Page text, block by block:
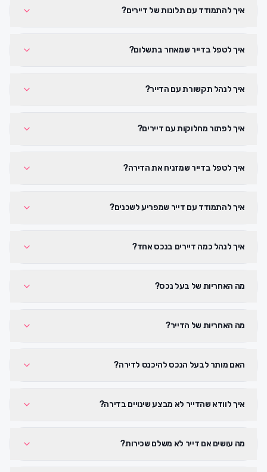
איך להתמודד עם תלונות של דיירים?
איך לטפל בדייר שמאחר בתשלום?
איך לנהל תקשורת עם הדייר?
איך לפתור מחלוקות עם דיירים?
איך לטפל בדייר שמזניח את הדירה?
איך להתמודד עם דייר שמפריע לשכנים?
איך לנהל כמה דיירים בנכס אחד?
מה האחריות של בעל נכס?
מה האחריות של הדייר?
האם מותר לבעל הנכס להיכנס לדירה?
איך לוודא שהדייר לא מבצע שינויים בדירה?
מה עושים אם דייר לא משלם שכירות?